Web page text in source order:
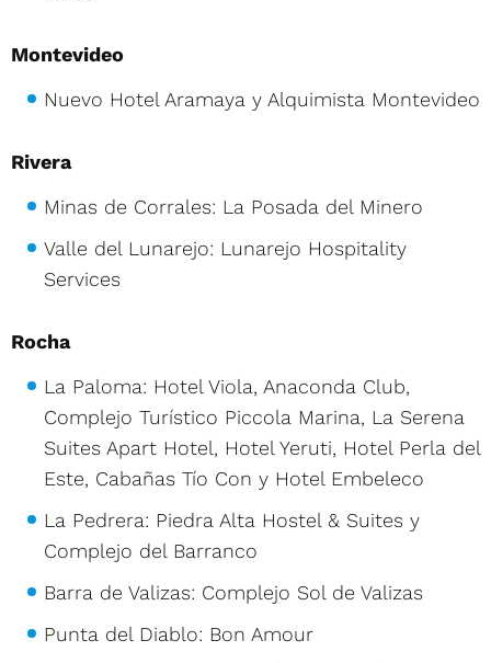
Montevideo
Nuevo Hotel Aramaya y Alquimista Montevideo
Rivera
Minas de Corrales: La Posada del Minero
Valle del Lunarejo: Lunarejo Hospitality
Services
Rocha
La Paloma: Hotel Viola, Anaconda Club,
Complejo Turístico Piccola Marina, La Serena
Suites Apart Hotel, Hotel Yeruti, Hotel Perla del
Este, Cabañas Tío Con y Hotel Embeleco
La Pedrera: Piedra Alta Hostel & Suites y
Complejo del Barranco
Barra de Valizas: Complejo Sol de Valizas
Punta del Diablo: Bon Amour